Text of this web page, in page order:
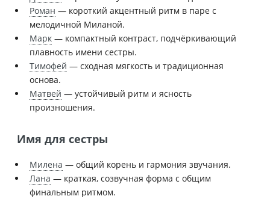
Роман — короткий акцентный ритм в паре с
мелодичной Миланой.
Марк — компактный контраст, подчёркивающий
плавность имени сестры.
Тимофей — сходная мягкость и традиционная
основа.
Матвей — устойчивый ритм и ясность
произношения.
Имя для сестры
Милена — общий корень и гармония звучания.
Лана — краткая, созвучная форма с общим
финальным ритмом.